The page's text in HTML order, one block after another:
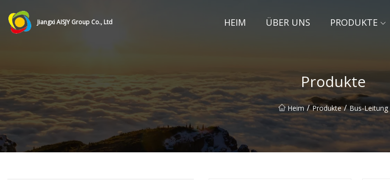
Jiangxi AISJY Group Co., Ltd HEIM ÜBER UNS PRODUKTE
Produkte
Heim / Produkte / Bus-Leitung